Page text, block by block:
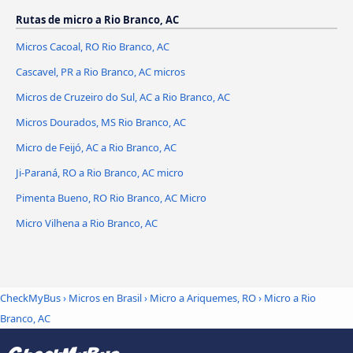
Rutas de micro a Rio Branco, AC
Micros Cacoal, RO Rio Branco, AC
Cascavel, PR a Rio Branco, AC micros
Micros de Cruzeiro do Sul, AC a Rio Branco, AC
Micros Dourados, MS Rio Branco, AC
Micro de Feijó, AC a Rio Branco, AC
Ji-Paraná, RO a Rio Branco, AC micro
Pimenta Bueno, RO Rio Branco, AC Micro
Micro Vilhena a Rio Branco, AC
CheckMyBus› Micros en Brasil› Micro a Ariquemes, RO› Micro a Rio
Branco, AC